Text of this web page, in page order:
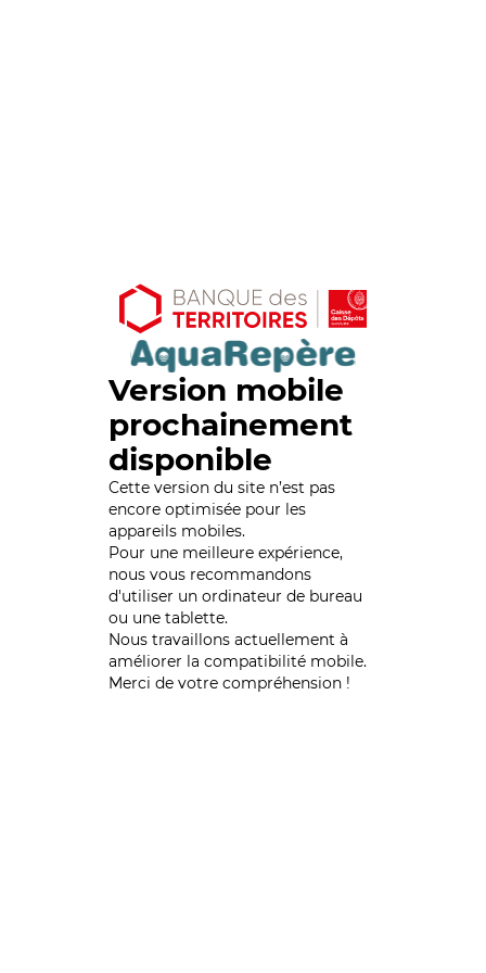
Version mobile
prochainement
disponible
Cette version du site n’est pas
encore optimisée pour les
appareils mobiles.
Pour une meilleure expérience,
nous vous recommandons
d'utiliser un ordinateur de bureau
ou une tablette.
Nous travaillons actuellement à
améliorer la compatibilité mobile.
Merci de votre compréhension !